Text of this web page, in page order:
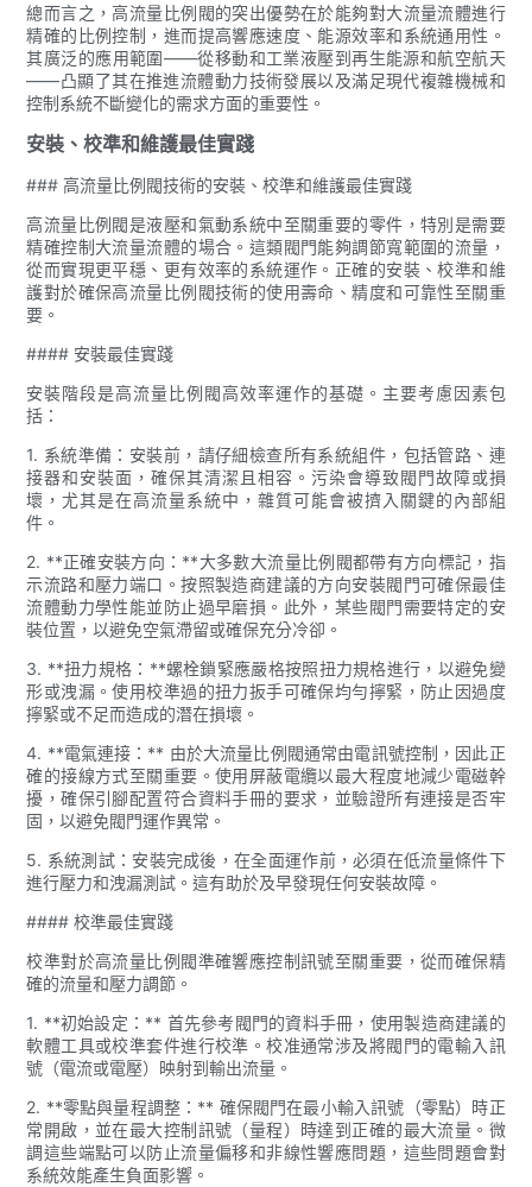
總而言之，高流量比例閥的突出優勢在於能夠對大流量流體進行
精確的比例控制，進而提高響應速度、能源效率和系統通用性。
其廣泛的應用範圍——從移動和工業液壓到再生能源和航空航天
——凸顯了其在推進流體動力技術發展以及滿足現代複雜機械和
控制系統不斷變化的需求方面的重要性。
安裝、校準和維護最佳實踐
### 高流量比例閥技術的安裝、校準和維護最佳實踐
高流量比例閥是液壓和氣動系統中至關重要的零件，特別是需要
精確控制大流量流體的場合。這類閥門能夠調節寬範圍的流量，
從而實現更平穩、更有效率的系統運作。正確的安裝、校準和維
護對於確保高流量比例閥技術的使用壽命、精度和可靠性至關重
要。
#### 安裝最佳實踐
安裝階段是高流量比例閥高效率運作的基礎。主要考慮因素包
括：
1. 系統準備：安裝前，請仔細檢查所有系統組件，包括管路、連
接器和安裝面，確保其清潔且相容。污染會導致閥門故障或損
壞，尤其是在高流量系統中，雜質可能會被擠入關鍵的內部組
件。
2. **正確安裝方向：**大多數大流量比例閥都帶有方向標記，指
示流路和壓力端口。按照製造商建議的方向安裝閥門可確保最佳
流體動力學性能並防止過早磨損。此外，某些閥門需要特定的安
裝位置，以避免空氣滯留或確保充分冷卻。
3. **扭力規格：**螺栓鎖緊應嚴格按照扭力規格進行，以避免變
形或洩漏。使用校準過的扭力扳手可確保均勻擰緊，防止因過度
擰緊或不足而造成的潛在損壞。
4. **電氣連接：** 由於大流量比例閥通常由電訊號控制，因此正
確的接線方式至關重要。使用屏蔽電纜以最大程度地減少電磁幹
擾，確保引腳配置符合資料手冊的要求，並驗證所有連接是否牢
固，以避免閥門運作異常。
5. 系統測試：安裝完成後，在全面運作前，必須在低流量條件下
進行壓力和洩漏測試。這有助於及早發現任何安裝故障。
#### 校準最佳實踐
校準對於高流量比例閥準確響應控制訊號至關重要，從而確保精
確的流量和壓力調節。
1. **初始設定：** 首先參考閥門的資料手冊，使用製造商建議的
軟體工具或校準套件進行校準。校准通常涉及將閥門的電輸入訊
號（電流或電壓）映射到輸出流量。
2. **零點與量程調整：** 確保閥門在最小輸入訊號（零點）時正
常開啟，並在最大控制訊號（量程）時達到正確的最大流量。微
調這些端點可以防止流量偏移和非線性響應問題，這些問題會對
系統效能產生負面影響。